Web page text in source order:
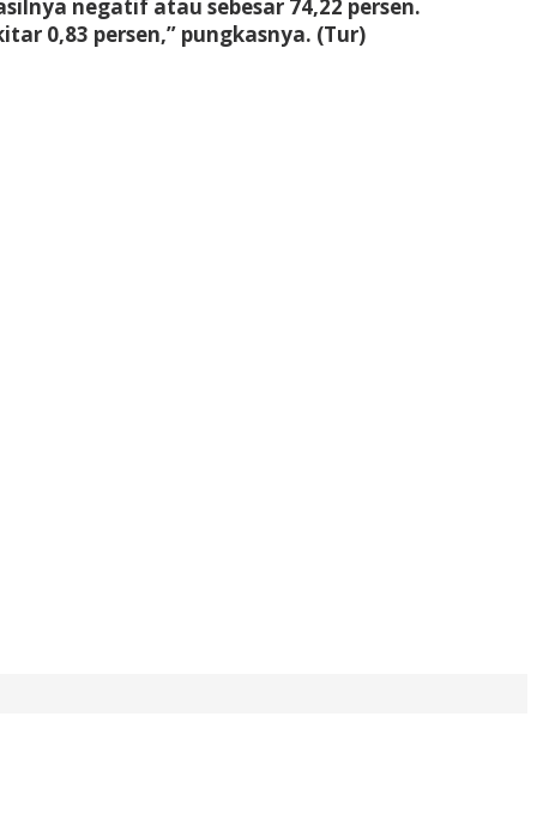
negatif atau sebesar 74,22 persen.
0,83 persen,” pungkasnya. (Tur)